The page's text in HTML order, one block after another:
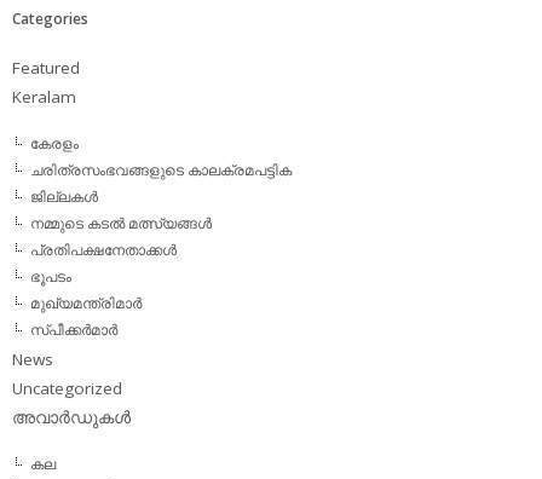
Categories
Featured
Keralam
കേരളം
ചരിത്രസംഭവങ്ങളുടെ കാലക്രമപട്ടിക
ജില്ലകള്‍
നമ്മുടെ കടല്‍ മത്സ്യങ്ങള്‍
പ്രതിപക്ഷനേതാക്കള്‍
ഭൂപടം
മുഖ്യമന്ത്രിമാര്‍
സ്പീക്കര്‍മാര്‍
News
Uncategorized
അവാര്‍ഡുകള്‍
കല